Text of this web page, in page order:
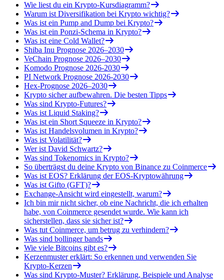
Wie liest du ein Krypto-Kursdiagramm?
Warum ist Diversifikation bei Krypto wichtig?
Was ist ein Pump and Dump bei Krypto?
Was ist ein Ponzi-Schema in Krypto?
Was ist eine Cold Wallet?
Shiba Inu Prognose 2026–2030
VeChain Prognose 2026–2030
Komodo Prognose 2026-2030
PI Network Prognose 2026-2030
Hex-Prognose 2026–2030
Krypto sicher aufbewahren. Die besten Tipps
Was sind Krypto-Futures?
Was ist Liquid Staking?
Was ist ein Short Squeeze in Krypto?
Was ist Handelsvolumen in Krypto?
Was ist Volatilität?
Wer ist David Schwartz?
Was sind Tokenomics in Krypto?
So überträgst du deine Krypto von Binance zu Coinmerce
Was ist EOS? Erklärung der EOS-Kryptowährung
Was ist Gifto (GFT)?
Exchange-Ansicht wird eingestellt, warum?
Ich bin mir nicht sicher, ob eine Nachricht, die ich erhalten
habe, von Coinmerce gesendet wurde. Wie kann ich
sicherstellen, dass sie sicher ist?
Was tut Coinmerce, um betrug zu verhindern?
Was sind bollinger bands
Wie viele Bitcoins gibt es?
Kerzenmuster erklärt: So erkennen und verwenden Sie
Krypto-Kerzen
Was sind Krypto-Muster? Erklärung, Beispiele und Analyse